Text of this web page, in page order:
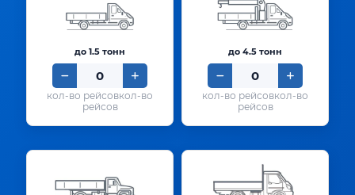
до 1.5 тонн
кол-во
рейсов
до 4.5 тонн
кол-во
рейсов